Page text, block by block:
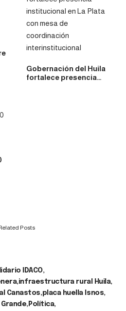
Gobernación del Huila
fortalece presencia…
Posts
IDACO
infraestructura rural Huila
Canastos placa huella Isnos
Política